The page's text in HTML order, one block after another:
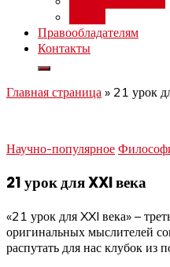
Правообладателям
Контакты
Главная страница » 21 урок
Научно-популярное
21 урок для XXI века
«21 урок для XXI века» –
оригинальных мыслителей
распутать для нас клубок из